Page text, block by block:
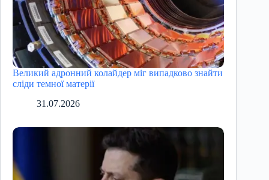
Великий адронний колайдер міг випадково знайти
сліди темної матерії
31.07.2026